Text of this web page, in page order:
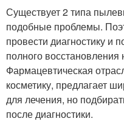
Существует 2 типа
подобные проблемы.
провести диагностику и
полного
Фармацевтическая
косметику, предлагает
для лечения, но
после диагностики.